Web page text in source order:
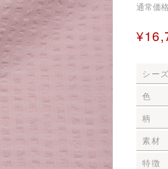
通常価格
シー
色
柄
素材
特徴